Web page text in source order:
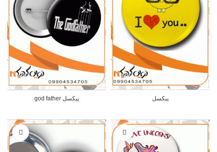
پیکسل پیکسل god father